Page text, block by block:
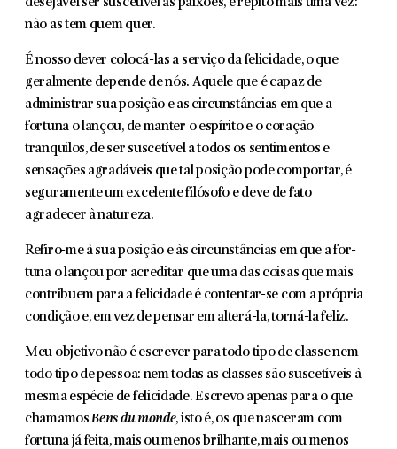
desejável ser suscetível às paixões, e repito mais uma vez:
não as tem quem quer.
É nosso dever colocá-las a serviço da felicidade, o que
geral­mente depende de nós. Aquele que é capaz de
administrar sua posição e as circunstâncias em que a
fortuna o lançou, de man­ter o espírito e o coração
tranquilos, de ser suscetível a todos os sentimentos e
sensações agradáveis que tal posição pode comportar, é
seguramente um excelente filósofo e deve de fato
agradecer à natureza.
Refiro-me à sua posição e às circunstâncias em que a for­
tuna o lançou por acreditar que uma das coisas que mais
con­tribuem para a felicidade é contentar-se com a própria
condi­ção e, em vez de pensar em alterá-la, torná-la feliz.
Meu objetivo não é escrever para todo tipo de classe nem
todo tipo de pessoa: nem todas as classes são suscetíveis à
mesma espécie de felicidade. Escrevo apenas para o que
cha­mamosBens du monde, isto é, os que nasceram com
fortuna já feita, mais ou menos brilhante, mais ou menos